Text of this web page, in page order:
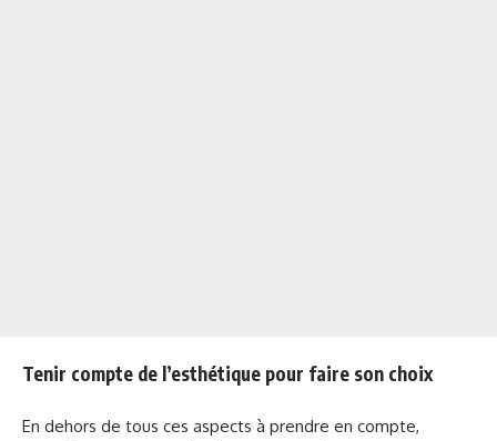
Tenir compte de l’esthétique pour faire son choix
En dehors de tous ces aspects à prendre en compte,